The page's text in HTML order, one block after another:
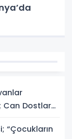
Can Dostlara
“Çocukların